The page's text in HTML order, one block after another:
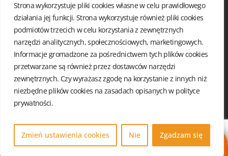
Strona wykorzystuje pliki cookies własne w celu prawidłowego
działania jej funkcji. Strona wykorzystuje również pliki cookies
podmiotów trzecich w celu korzystania z zewnętrznych
narzędzi analitycznych, społecznościowych, marketingowych.
Informacje gromadzone za pośrednictwem tych plików cookies
przetwarzane są również przez dostawców narzędzi
zewnętrznych. Czy wyrażasz zgodę na korzystanie z innych niż
niezbędne plików cookies na zasadach opisanych w polityce
prywatności.
Zmień ustawienia cookies Nie Zgadzam się
STATUT
REGULAMIN
ZARZĄD I KOMISJA REWIZYJNA
GRUPY LOKALNE
KALENDARIUM
KONTAKT
POLITYKA PRYWATNOŚCI